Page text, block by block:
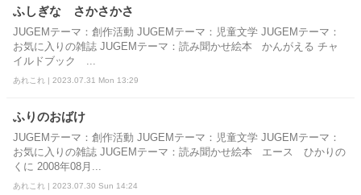
ふしぎな さかさかさ
JUGEMテーマ：創作活動 JUGEMテーマ：児童文学 JUGEMテーマ：
お気に入りの雑誌 JUGEMテーマ：読み聞かせ絵本 かんがえる チャ
イルドブック ...
あれこれ | 2023.07.31 Mon 13:29
ふりのおばけ
JUGEMテーマ：創作活動 JUGEMテーマ：児童文学 JUGEMテーマ：
お気に入りの雑誌 JUGEMテーマ：読み聞かせ絵本 エース ひかりの
くに 2008年08月...
あれこれ | 2023.07.30 Sun 14:24